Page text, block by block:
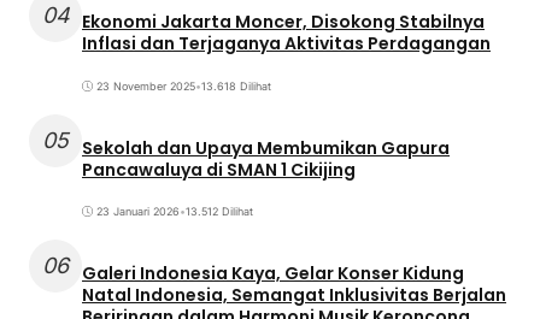
04 Ekonomi Jakarta Moncer, Disokong Stabilnya
Inflasi dan Terjaganya Aktivitas Perdagangan
23 November 2025•13.618 Dilihat
05 Sekolah dan Upaya Membumikan Gapura
Pancawaluya di SMAN 1 Cikijing
23 Januari 2026•13.512 Dilihat
06 Galeri Indonesia Kaya, Gelar Konser Kidung
Natal Indonesia, Semangat Inklusivitas Berjalan